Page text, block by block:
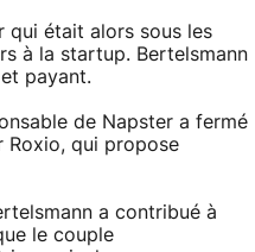
qui était alors sous les
à la startup. Bertelsmann
payant.
de Napster a fermé
Roxio, qui propose
a contribué à
le couple